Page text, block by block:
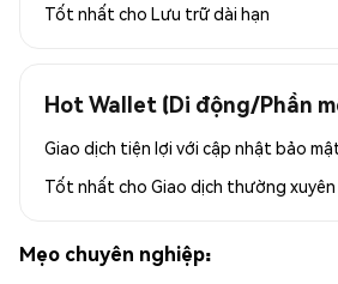
Tốt nhất cho Lưu trữ dài hạn
Hot Wallet (Di động/Phần
Giao dịch tiện lợi với cập nhật bảo
Tốt nhất cho Giao dịch thường xuyên
Mẹo chuyên nghiệp: